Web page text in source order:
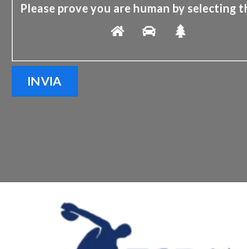
Please prove you are human by selecting